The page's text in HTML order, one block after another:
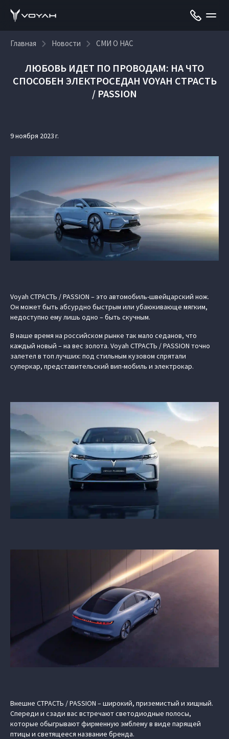
Главная Новости СМИ О НАС
ЛЮБОВЬ ИДЕТ ПО ПРОВОДАМ: НА ЧТО
СПОСОБЕН ЭЛЕКТРОСЕДАН VOYAH СТРАСТЬ
/ PASSION
9 ноября 2023 г.
Voyah СТРАСТЬ / PASSION – это автомобиль-швейцарский нож.
Он может быть абсурдно быстрым или убаюкивающе мягким,
недоступно ему лишь одно – быть скучным.
В наше время на российском рынке так мало седанов, что
каждый новый – на вес золота. Voyah СТРАСТЬ / PASSION точно
залетел в топ лучших: под стильным кузовом спрятали
суперкар, представительский вип-мобиль и электрокар.
Внешне СТРАСТЬ / PASSION – широкий, приземистый и хищный.
Спереди и сзади вас встречают светодиодные полосы,
которые обыгрывают фирменную эмблему в виде парящей
птицы и светящееся название бренда.